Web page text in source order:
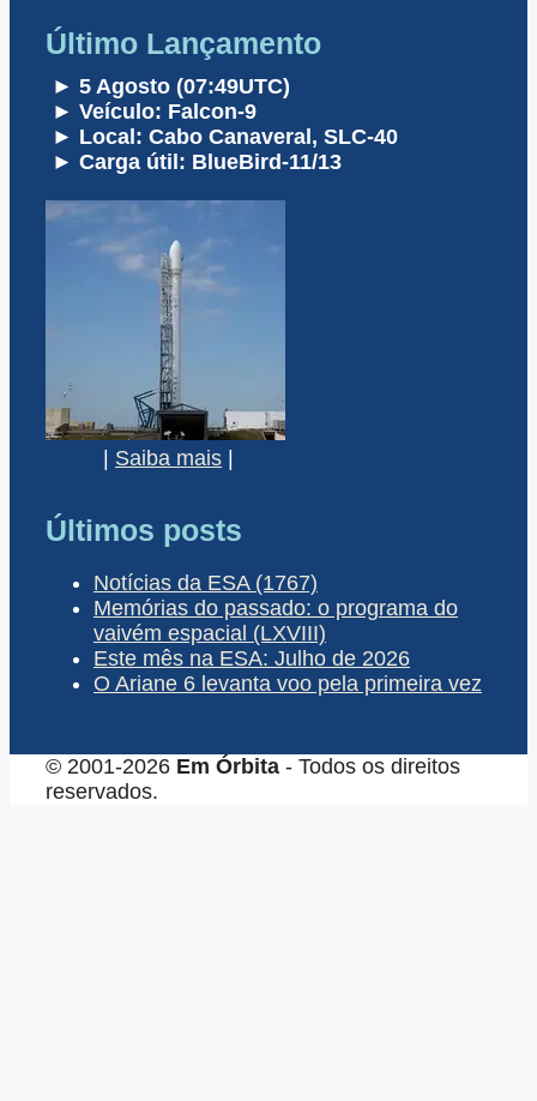
Último Lançamento
► 5 Agosto (07:49UTC)
► Veículo: Falcon-9
► Local: Cabo Canaveral, SLC-40
► Carga útil: BlueBird-11/13
| Saiba mais |
Últimos posts
Notícias da ESA (1767)
Memórias do passado: o programa do
vaivém espacial (LXVIII)
Este mês na ESA: Julho de 2026
O Ariane 6 levanta voo pela primeira vez
© 2001-2026 Em Órbita - Todos os direitos
reservados.